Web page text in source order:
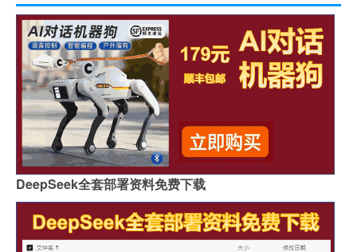
DeepSeek全套部署资料免费下载